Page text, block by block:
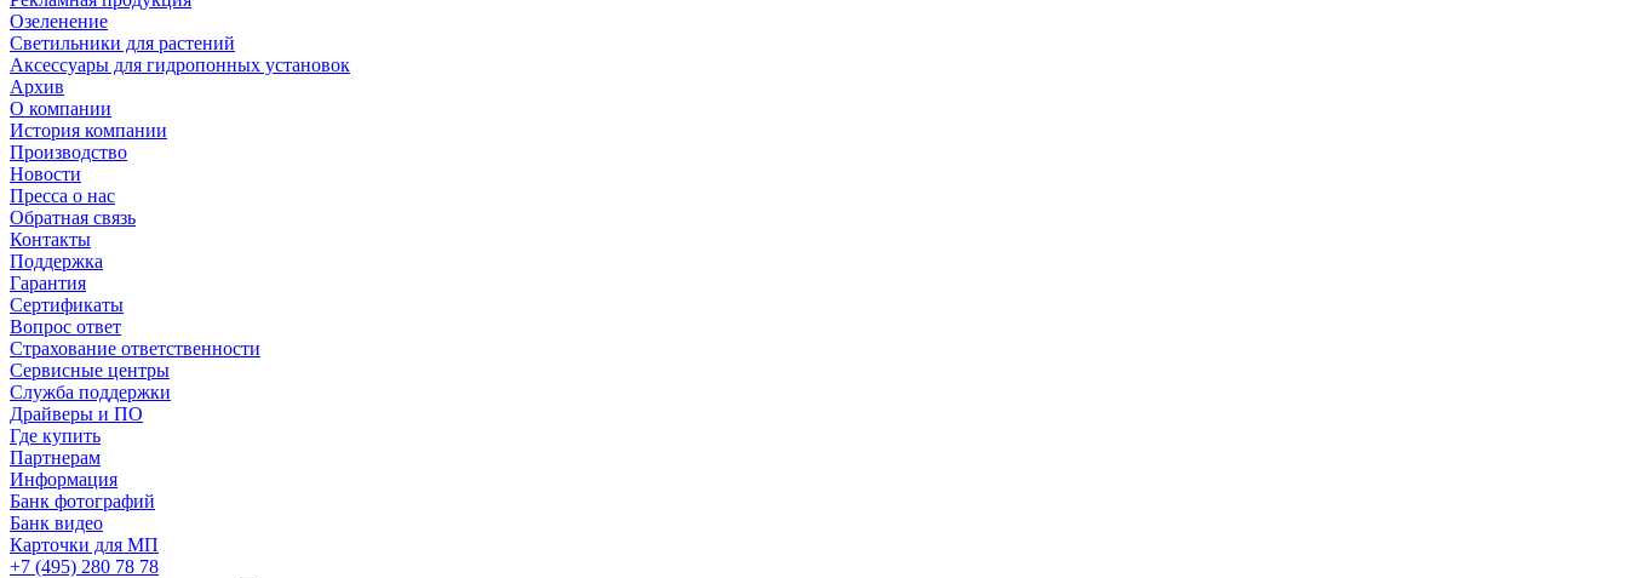
Озеленение
Светильники для растений
Аксессуары для гидропонных установок
Архив
О компании
История компании
Производство
Новости
Пресса о нас
Обратная связь
Контакты
Поддержка
Гарантия
Сертификаты
Вопрос ответ
Страхование ответственности
Сервисные центры
Служба поддержки
Драйверы и ПО
Где купить
Партнерам
Информация
Банк фотографий
Банк видео
Карточки для МП
+7 (495) 280 78 78